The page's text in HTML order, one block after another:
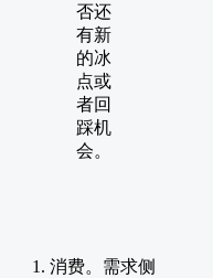
否还
有新
的冰
点或
者回
踩机
会。
1. 消费。需求侧